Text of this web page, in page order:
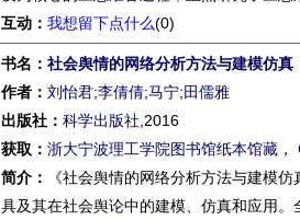
互动： 我想留下点什么(0)
书名： 社会舆情的网络分析方法与建模仿真
作者： 刘怡君;李倩倩;马宁;田儒雅
出版社： 科学出版社 ,2016
获取： 浙大宁波理工学院图书馆纸本馆藏 ，
简介：
《社会舆情的网络分析方法与建模
具及其在社会舆论中的建模、仿真和应用